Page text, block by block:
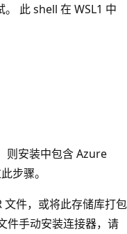
此 shell 在 WSL1 中
则安装中包含 Azure
步骤。
文件，或将此存储库打包
件手动安装连接器，请